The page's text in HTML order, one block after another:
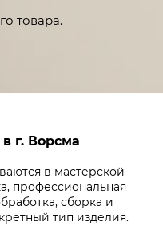
товара.
г. Ворсма
в мастерской
профессиональная
сборка и
тип изделия.